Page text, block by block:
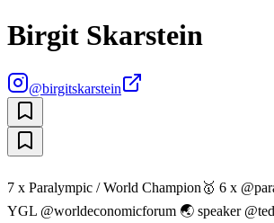
Birgit Skarstein
@birgitskarstein
7 x Paralympic / World Champion🥇 6 x
YGL @worldeconomicforum 🌏 speaker